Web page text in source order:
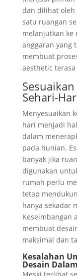
dan dilihat oleh
satu ruangan
melanjutkan ke
anggaran yang
membuat
aesthetic
Sehari-
Menyesuaikan
hari menjadi
dalam
pada hunian.
banyak jika
digunakan
rumah perlu
tetap
hanya sekadar
Keseimbangan
membuat
maksimal dan
Kesalahan
Desain